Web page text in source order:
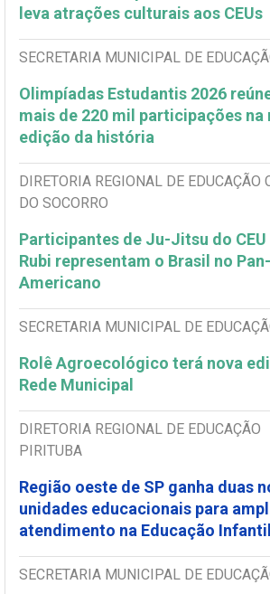
leva atrações culturais aos CEUs
SECRETARIA MUNICIPAL DE
Olimpíadas Estudantis 2026
mais de 220 mil participações na
edição da história
DIRETORIA REGIONAL DE EDUCAÇÃO
DO SOCORRO
Participantes de Ju-Jitsu do CEU
Rubi representam o Brasil no Pan-
Americano
SECRETARIA MUNICIPAL DE
Rolê Agroecológico terá nova
Rede Municipal
DIRETORIA REGIONAL DE EDUCAÇÃO
PIRITUBA
Região oeste de SP ganha duas
unidades educacionais para
atendimento na Educação Infantil
SECRETARIA MUNICIPAL DE